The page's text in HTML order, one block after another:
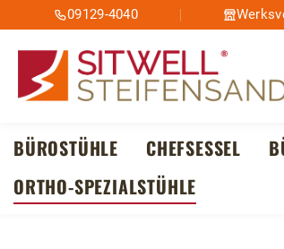
Hauptinhalt springen
Zur Suche springen
Zur Hauptnavigation springen
09129-4040
BÜROSTÜHLE CHEFSESSEL
ORTHO-SPEZIALSTÜHLE